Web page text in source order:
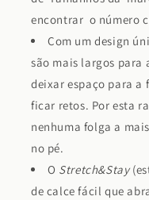
encontrar o número
Com um design
são mais largos para
deixar espaço para a
ficar retos. Por esta
nenhuma folga a
no pé.
O Stretch&Stay
de calce fácil que